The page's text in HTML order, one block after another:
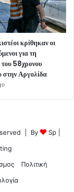
κρίθηκαν οι
για τη
του 58χρονου
στην Αργολίδα
| By Sp
Πολιτική